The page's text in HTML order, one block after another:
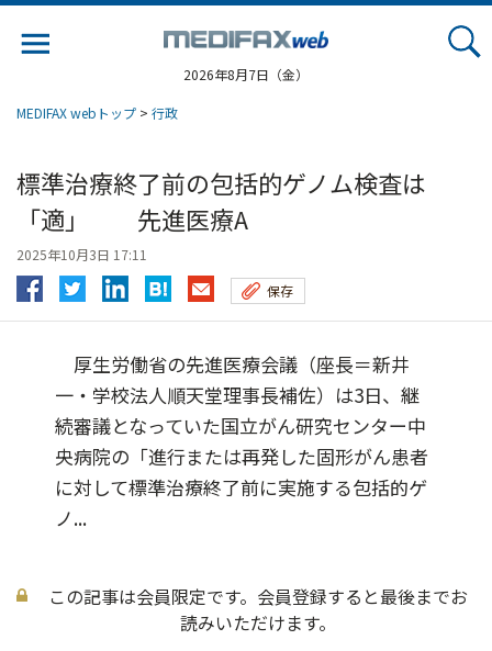
2026年8月7日（金）
MEDIFAX webトップ > 行政
標準治療終了前の包括的ゲノム検査は
「適」 先進医療A
2025年10月3日 17:11
保存
厚生労働省の先進医療会議（座長＝新井
一・学校法人順天堂理事長補佐）は3日、継
続審議となっていた国立がん研究センター中
央病院の「進行または再発した固形がん患者
に対して標準治療終了前に実施する包括的ゲ
ノ...
この記事は会員限定です。会員登録すると最後までお
読みいただけます。